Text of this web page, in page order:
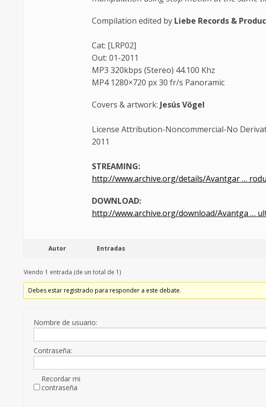
Compilation edited by Liebe Records &
Cat: [LRP02]
Out: 01-2011
MP3 320kbps (Stereo) 44.100 Khz
MP4 1280×720 px 30 fr/s Panoramic
Covers & artwork: Jesús Vögel
License Attribution-Noncommercial-No
2011
STREAMING:
http://www.archive.org/details/Avantgar …
DOWNLOAD:
http://www.archive.org/download/Avantga …
Autor Entradas
Viendo 1 entrada (de un total de 1)
Debes estar registrado para responder a este debate.
Nombre de usuario:
Contraseña:
Recordar mi
contraseña